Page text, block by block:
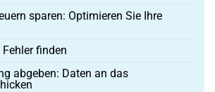
sparen: Optimieren Sie Ihre
finden
abgeben: Daten an das